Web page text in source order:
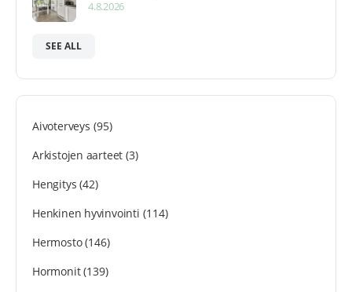
4.8.2026
SEE ALL
Aivoterveys (95)
Arkistojen aarteet (3)
Hengitys (42)
Henkinen hyvinvointi (114)
Hermosto(146)
Hormonit(139)